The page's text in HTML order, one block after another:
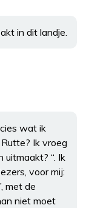
in dit landje.
wat ik
Ik vroeg
uitmaakt? “. Ik
voor mij:
met de
niet moet